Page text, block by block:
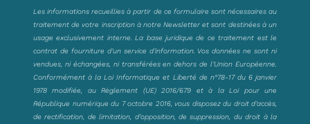
Les informations recueillies à partir de ce formulaire sont nécessaires au
traitement de votre inscription à notre Newsletter et sont destinées à un
usage exclusivement interne. La base juridique de ce traitement est le
contrat de fourniture d’un service d’information. Vos données ne sont ni
vendues, ni échangées, ni transférées en dehors de l’Union Européenne.
Conformément à la Loi Informatique et Liberté de n°78-17 du 6 janvier
1978 modifiée, au Règlement (UE) 2016/679 et à la Loi pour une
République numérique du 7 octobre 2016, vous disposez du droit d’accès,
de rectification, de limitation, d’opposition, de suppression, du droit à la